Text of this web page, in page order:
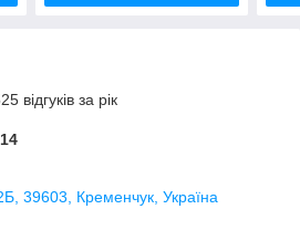
відгуків за рік
39603, Кременчук, Україна